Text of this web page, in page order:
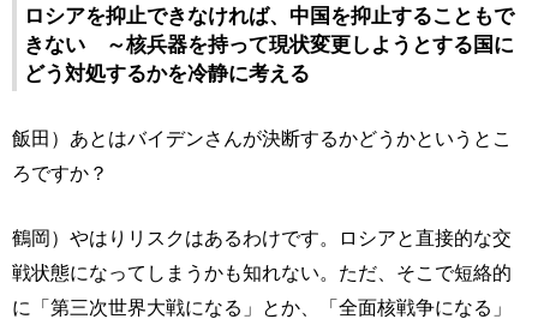
ロシアを抑止できなければ、中国を抑止することもで
きない ～核兵器を持って現状変更しようとする国に
どう対処するかを冷静に考える
飯田）あとはバイデンさんが決断するかどうかというとこ
ろですか？
鶴岡）やはりリスクはあるわけです。ロシアと直接的な交
戦状態になってしまうかも知れない。ただ、そこで短絡的
に「第三次世界大戦になる」とか、「全面核戦争になる」